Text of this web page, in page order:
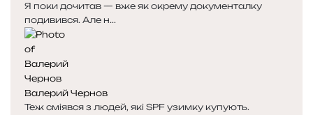
Я поки дочитав — вже як окрему документалку
подивився. Але н...
Валерий Чернов
Теж сміявся з людей, які SPF узимку купують.